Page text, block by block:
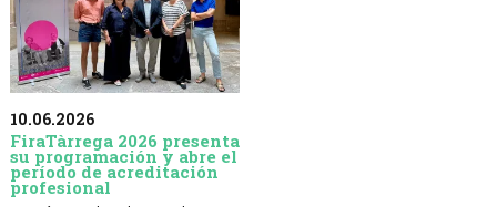
10.06.2026
FiraTàrrega 2026 presenta
su programación y abre el
período de acreditación
profesional